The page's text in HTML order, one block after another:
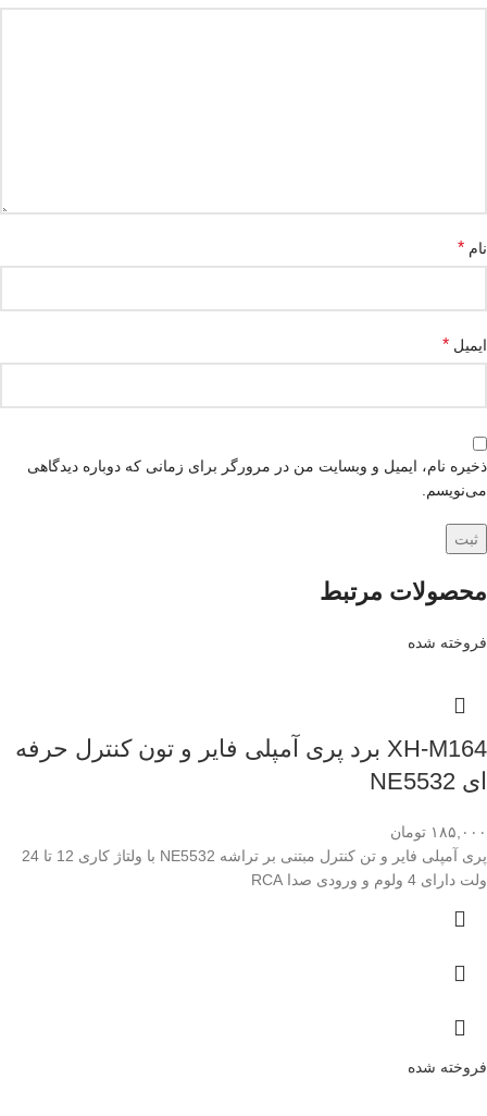
نام *
ایمیل *
ذخیره نام، ایمیل و وبسایت من در مرورگر برای زمانی که دوباره دیدگاهی
می‌نویسم.
محصولات مرتبط
فروخته شده
XH-M164 برد پری آمپلی فایر و تون کنترل حرفه
ای NE5532
۱۸۵,۰۰۰ تومان
پری آمپلی فایر و تن کنترل مبتنی بر تراشه NE5532 با ولتاژ کاری 12 تا 24
ولت دارای 4 ولوم و ورودی صدا RCA
فروخته شده